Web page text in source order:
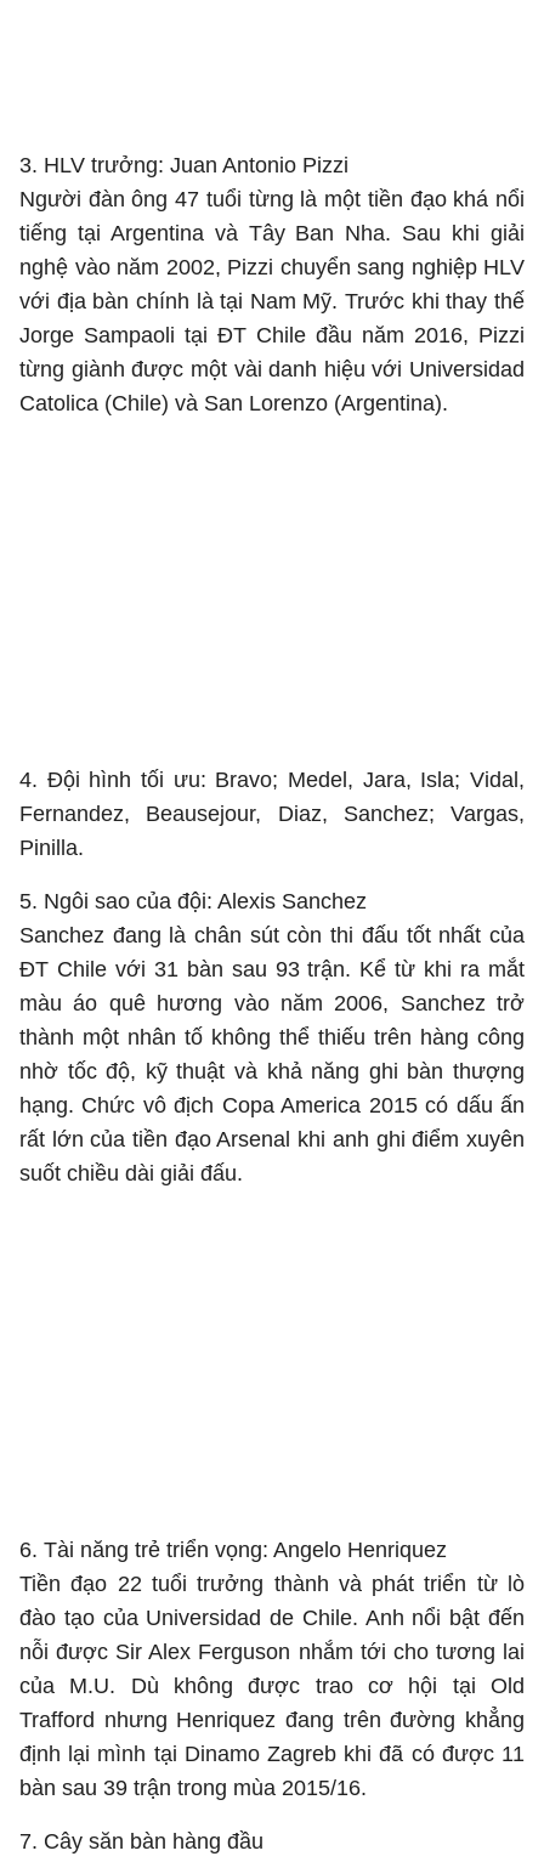
3. HLV trưởng: Juan Antonio Pizzi
Người đàn ông 47 tuổi từng là một tiền đạo khá nổi
tiếng tại Argentina và Tây Ban Nha. Sau khi giải
nghệ vào năm 2002, Pizzi chuyển sang nghiệp HLV
với địa bàn chính là tại Nam Mỹ. Trước khi thay thế
Jorge Sampaoli tại ĐT Chile đầu năm 2016, Pizzi
từng giành được một vài danh hiệu với Universidad
Catolica (Chile) và San Lorenzo (Argentina).
4. Đội hình tối ưu: Bravo; Medel, Jara, Isla; Vidal,
Fernandez, Beausejour, Diaz, Sanchez; Vargas,
Pinilla.
5. Ngôi sao của đội: Alexis Sanchez
Sanchez đang là chân sút còn thi đấu tốt nhất của
ĐT Chile với 31 bàn sau 93 trận. Kể từ khi ra mắt
màu áo quê hương vào năm 2006, Sanchez trở
thành một nhân tố không thể thiếu trên hàng công
nhờ tốc độ, kỹ thuật và khả năng ghi bàn thượng
hạng. Chức vô địch Copa America 2015 có dấu ấn
rất lớn của tiền đạo Arsenal khi anh ghi điểm xuyên
suốt chiều dài giải đấu.
6. Tài năng trẻ triển vọng: Angelo Henriquez
Tiền đạo 22 tuổi trưởng thành và phát triển từ lò
đào tạo của Universidad de Chile. Anh nổi bật đến
nỗi được Sir Alex Ferguson nhắm tới cho tương lai
của M.U. Dù không được trao cơ hội tại Old
Trafford nhưng Henriquez đang trên đường khẳng
định lại mình tại Dinamo Zagreb khi đã có được 11
bàn sau 39 trận trong mùa 2015/16.
7. Cây săn bàn hàng đầu